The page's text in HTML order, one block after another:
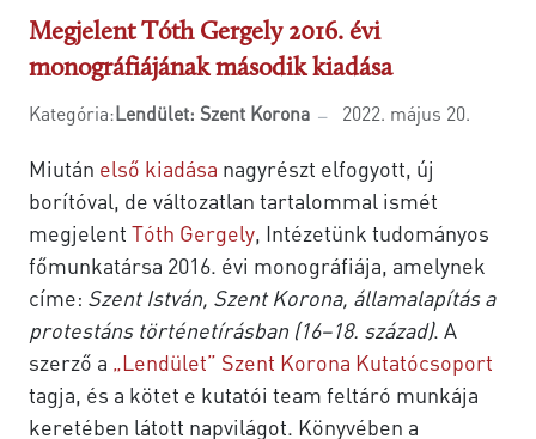
Megjelent Tóth Gergely 2016. évi
monográfiájának második kiadása
Kategória:Lendület: Szent Korona 2022. május 20.
Miután első kiadása nagyrészt elfogyott, új
borítóval, de változatlan tartalommal ismét
megjelent Tóth Gergely, Intézetünk tudományos
főmunkatársa 2016. évi monográfiája, amelynek
címe: Szent István, Szent Korona, államalapítás a
protestáns történetírásban (16–18. század). A
szerző a „Lendület” Szent Korona Kutatócsoport
tagja, és a kötet e kutatói team feltáró munkája
keretében látott napvilágot. Könyvében a